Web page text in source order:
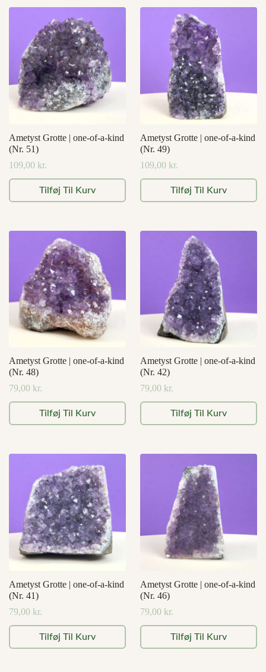
Ametyst Grotte | one-of-a-kind
(Nr. 51)
109,00 kr.
Tilføj Til Kurv
Ametyst Grotte | one-of-a-kind
(Nr. 49)
109,00 kr.
Tilføj Til Kurv
Ametyst Grotte | one-of-a-kind
(Nr. 48)
79,00 kr.
Tilføj Til Kurv
Ametyst Grotte | one-of-a-kind
(Nr. 42)
79,00 kr.
Tilføj Til Kurv
Ametyst Grotte | one-of-a-kind
(Nr. 41)
79,00 kr.
Tilføj Til Kurv
Ametyst Grotte | one-of-a-kind
(Nr. 46)
79,00 kr.
Tilføj Til Kurv